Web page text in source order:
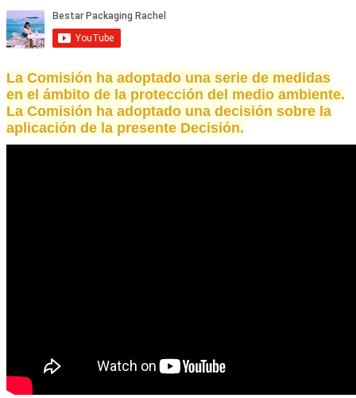
La Comisión ha adoptado una serie de medidas
en el ámbito de la protección del medio ambiente.
La Comisión ha adoptado una decisión sobre la
aplicación de la presente Decisión.